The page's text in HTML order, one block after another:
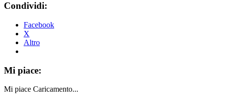
Condividi:
Facebook
X
Altro
Mi piace:
Mi piace Caricamento...